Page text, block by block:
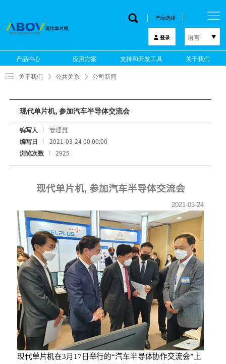
产品选择
登录 语言
한국어
English
产品中心 应用方案 支持和开发工具 关于我们
关于我们 公共关系 公司新闻
现代单片机, 参加汽车半导体交流会
编写人
管理員
编写日
2021-03-24 00:00:00
浏览次数
2925
现代单片机, 参加汽车半导体交流会
2021-03-24
现代单片机在3月 17 日举行的“汽车半导体协作交流会”上